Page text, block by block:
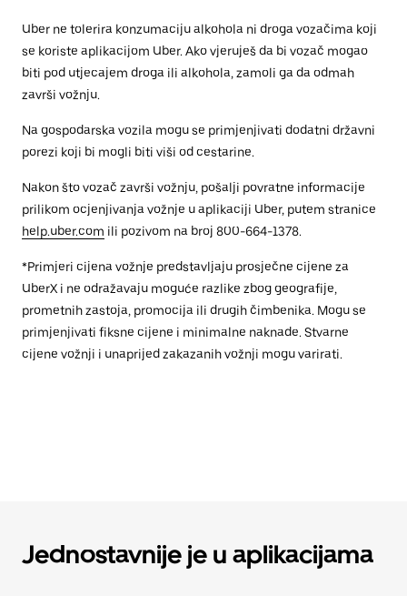
Uber ne tolerira konzumaciju alkohola ni droga vozačima koji
se koriste aplikacijom Uber. Ako vjeruješ da bi vozač mogao
biti pod utjecajem droga ili alkohola, zamoli ga da odmah
završi vožnju.
Na gospodarska vozila mogu se primjenjivati dodatni državni
porezi koji bi mogli biti viši od cestarine.
Nakon što vozač završi vožnju, pošalji povratne informacije
prilikom ocjenjivanja vožnje u aplikaciji Uber, putem stranice
help.uber.com ili pozivom na broj 800-664-1378.
*Primjeri cijena vožnje predstavljaju prosječne cijene za
UberX i ne odražavaju moguće razlike zbog geografije,
prometnih zastoja, promocija ili drugih čimbenika. Mogu se
primjenjivati fiksne cijene i minimalne naknade. Stvarne
cijene vožnji i unaprijed zakazanih vožnji mogu varirati.
Jednostavnije je u aplikacijama